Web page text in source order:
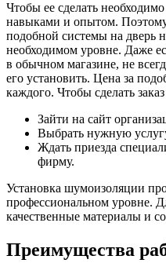
Чтобы ее сделать
навыками и опытом. Поэтому
подобной системы на дверь
необходимом уровне. Даже
в обычном магазине, не
его установить. Цена за
каждого. Чтобы сделать
Зайти на сайт
Выбрать нужную
Ждать приезда
фирму.
Установка шумоизоляции
профессиональном уровне.
качественные материалы и
Преимущества